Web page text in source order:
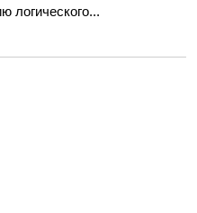
логического...